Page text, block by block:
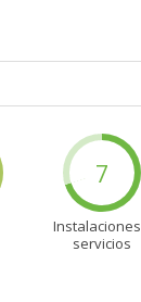
7
servicios